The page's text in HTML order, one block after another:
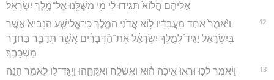
אֲלֵיהֶ֔ם הֲלוֹא֙ תַּגִּ֣ידוּ לִ֔י מִ֥י מִשֶּׁלָּ֖נוּ אֶל־מֶ֥לֶךְ יִשְׂרָאֵֽל׃
12
וַיֹּ֙אמֶר֙ אַחַ֣ד מֵֽעֲבָדָ֔יו ל֖וֹא אֲדֹנִ֣י הַמֶּ֑לֶךְ כִּֽי־אֱלִישָׁ֤ע הַנָּבִיא֙ אֲשֶׁ֣ר
בְּיִשְׂרָאֵ֔ל יַגִּיד֙ לְמֶ֣לֶךְ יִשְׂרָאֵ֔ל אֶת־הַ֨דְּבָרִ֔ים אֲשֶׁ֥ר תְּדַבֵּ֖ר בַּחֲדַ֥ר
מִשְׁכָּבֶֽךָ׃
13
וַיֹּ֗אמֶר לְכ֤וּ וּרְאוּ֙ אֵיכֹ֣ה ה֔וּא וְאֶשְׁלַ֖ח וְאֶקָּחֵ֑הוּ וַיֻּגַּד־ל֥וֹ לֵאמֹ֖ר הִנֵּ֥ה